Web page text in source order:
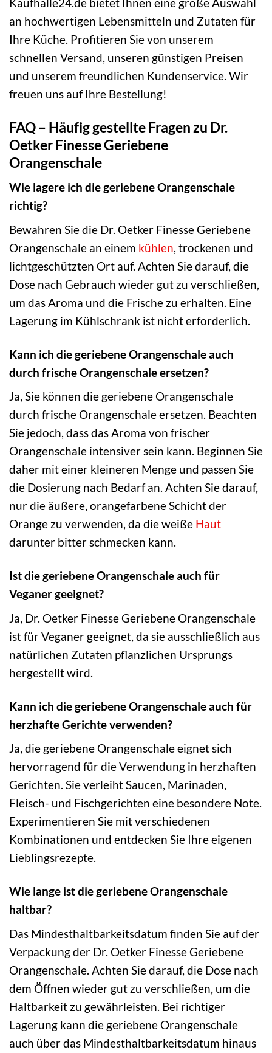
an hochwertigen Lebensmitteln und Zutaten für
Ihre Küche. Profitieren Sie von unserem
schnellen Versand, unseren günstigen Preisen
und unserem freundlichen Kundenservice. Wir
freuen uns auf Ihre Bestellung!
FAQ – Häufig gestellte Fragen zu Dr.
Oetker Finesse Geriebene
Orangenschale
Wie lagere ich die geriebene Orangenschale
richtig?
Bewahren Sie die Dr. Oetker Finesse Geriebene
Orangenschale an einem kühlen, trockenen und
lichtgeschützten Ort auf. Achten Sie darauf, die
Dose nach Gebrauch wieder gut zu verschließen,
um das Aroma und die Frische zu erhalten. Eine
Lagerung im Kühlschrank ist nicht erforderlich.
Kann ich die geriebene Orangenschale auch
durch frische Orangenschale ersetzen?
Ja, Sie können die geriebene Orangenschale
durch frische Orangenschale ersetzen. Beachten
Sie jedoch, dass das Aroma von frischer
Orangenschale intensiver sein kann. Beginnen Sie
daher mit einer kleineren Menge und passen Sie
die Dosierung nach Bedarf an. Achten Sie darauf,
nur die äußere, orangefarbene Schicht der
Orange zu verwenden, da die weiße Haut
darunter bitter schmecken kann.
Ist die geriebene Orangenschale auch für
Veganer geeignet?
Ja, Dr. Oetker Finesse Geriebene Orangenschale
ist für Veganer geeignet, da sie ausschließlich aus
natürlichen Zutaten pflanzlichen Ursprungs
hergestellt wird.
Kann ich die geriebene Orangenschale auch für
herzhafte Gerichte verwenden?
Ja, die geriebene Orangenschale eignet sich
hervorragend für die Verwendung in herzhaften
Gerichten. Sie verleiht Saucen, Marinaden,
Fleisch- und Fischgerichten eine besondere Note.
Experimentieren Sie mit verschiedenen
Kombinationen und entdecken Sie Ihre eigenen
Lieblingsrezepte.
Wie lange ist die geriebene Orangenschale
haltbar?
Das Mindesthaltbarkeitsdatum finden Sie auf der
Verpackung der Dr. Oetker Finesse Geriebene
Orangenschale. Achten Sie darauf, die Dose nach
dem Öffnen wieder gut zu verschließen, um die
Haltbarkeit zu gewährleisten. Bei richtiger
Lagerung kann die geriebene Orangenschale
auch über das Mindesthaltbarkeitsdatum hinaus